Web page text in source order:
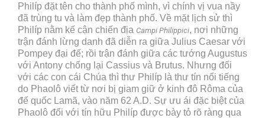
Philíp đặt tên cho thành phố mình, vì chính vị vua nầy
đã trùng tu và làm đẹp thành phố. Về mặt lịch sử thì
Philíp nằm kế cận chiến địa Campi Philippici, nơi những
trận đánh lừng danh đã diễn ra giữa Julius Caesar với
Pompey đại đế; rồi trận đánh giữa các tướng Augustus
với Antony chống lại Cassius và Brutus. Nhưng đối
với các con cái Chúa thì thư Philíp là thư tín nổi tiếng
do Phaolô viết từ nơi bị giam giữ ở kinh đô Rôma của
đế quốc Lamã, vào năm 62 A.D. Sự ưu ái đặc biệt của
Phaolô đối với tín hữu Philíp được bày tỏ rõ ràng qua